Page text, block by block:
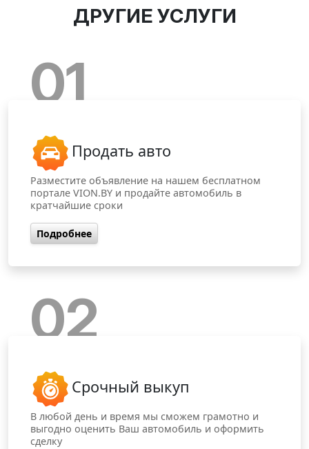
ДРУГИЕ УСЛУГИ
01
Продать авто
Разместите объявление на нашем бесплатном
портале VION.BY и продайте автомобиль в
кратчайшие сроки
Подробнее
02
Срочный выкуп
В любой день и время мы сможем грамотно и
выгодно оценить Ваш автомобиль и оформить
сделку